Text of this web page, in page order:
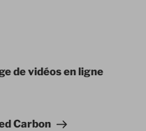
de vidéos en ligne
Carbon